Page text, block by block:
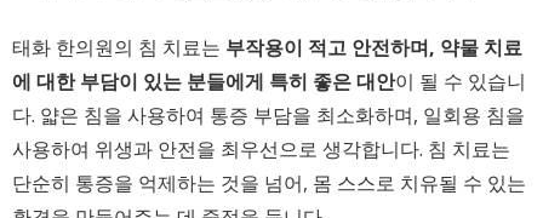
태화 한의원의 침 치료는 부작용이 적고 안전하며, 약물 치료
에 대한 부담이 있는 분들에게 특히 좋은 대안이 될 수 있습니
다. 얇은 침을 사용하여 통증 부담을 최소화하며, 일회용 침을
사용하여 위생과 안전을 최우선으로 생각합니다. 침 치료는
단순히 통증을 억제하는 것을 넘어, 몸 스스로 치유될 수 있는